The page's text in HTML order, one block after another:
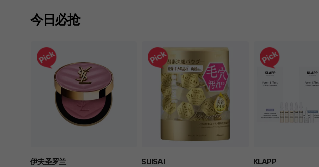
今日必抢
伊夫圣罗兰 SUISAI KLAPP